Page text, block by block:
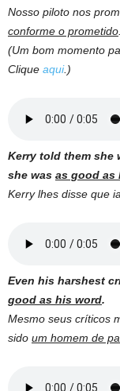
Nosso piloto nos
conforme o prometido
(Um bom momento
Clique aqui.)
Kerry told them she
she was as good as
Kerry lhes disse que
Even his harshest
good as his word.
Mesmo seus críticos
sido um homem de